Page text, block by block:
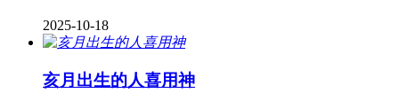
2025-10-18
亥月出生的人喜用神